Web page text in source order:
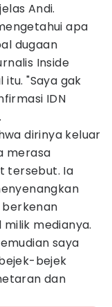
Andi.
apa
dugaan
Inside
"Saya gak
IDN
dirinya keluar
merasa
tersebut. Ia
medianya.
saya
bejek
dan